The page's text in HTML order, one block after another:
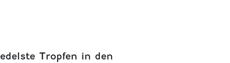
Tropfen in den